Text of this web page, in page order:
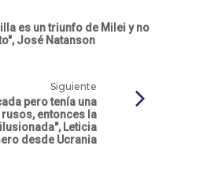
es un triunfo de Milei y no
José Natanson
Siguiente
pero tenía una
entonces la
Leticia
desde Ucrania